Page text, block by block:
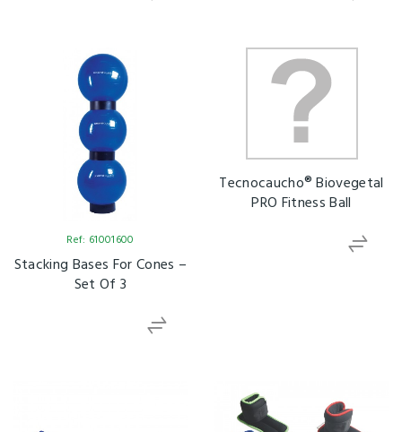
Ref: 61001600
Stacking Bases For Cones –
Set Of 3
Tecnocaucho® Biovegetal
PRO Fitness Ball